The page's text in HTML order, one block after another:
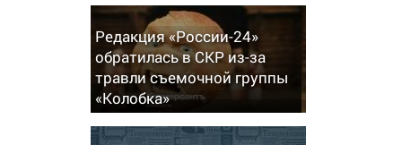
Редакция «России-24»
обратилась в СКР из-за
травли съемочной группы
«Колобка»